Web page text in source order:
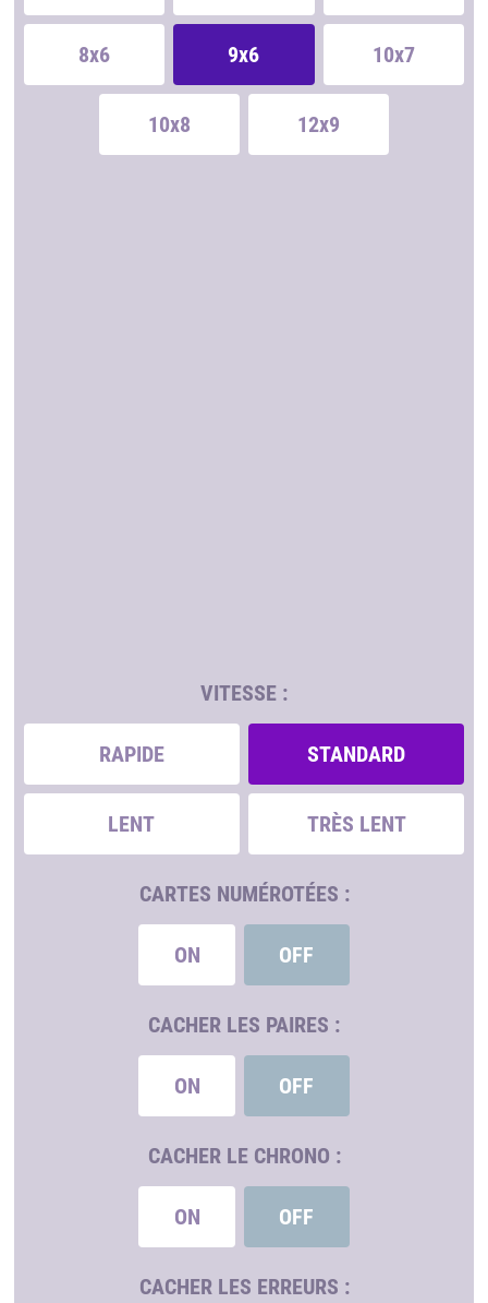
8x6 9x6 10x7
10x8 12x9
VITESSE :
RAPIDE STANDARD
LENT TRÈS LENT
CARTES NUMÉROTÉES :
ON OFF
CACHER LES PAIRES :
ON OFF
CACHER LE CHRONO :
ON OFF
CACHER LES ERREURS :